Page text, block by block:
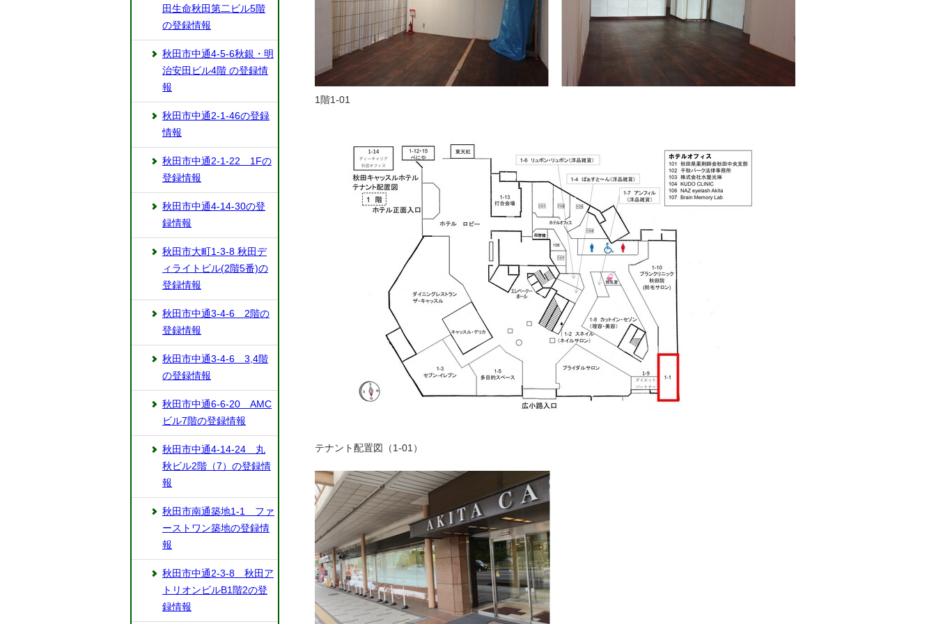
1階1-01
テナント配置図（1-01）
田生命秋田第二ビル5階
の登録情報
秋田市中通4-5-6秋銀・明
治安田ビル4階 の登録情
報
秋田市中通2-1-46の登録
情報
秋田市中通2-1-22 1Fの
登録情報
秋田市中通4-14-30の登
録情報
秋田市大町1-3-8 秋田デ
ィライトビル(2階5番)の
登録情報
秋田市中通3-4-6 2階の
登録情報
秋田市中通3-4-6 3,4階
の登録情報
秋田市中通6-6-20 AMC
ビル7階の登録情報
秋田市中通4-14-24 丸
秋ビル2階（7）の登録情
報
秋田市南通築地1-1 ファ
ーストワン築地の登録情
報
秋田市中通2-3-8 秋田ア
トリオンビルB1階2の登
録情報